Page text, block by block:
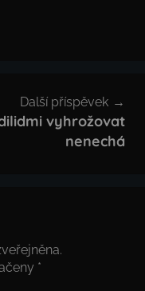
Další příspěvek
vyhrožovat
nenechá
*